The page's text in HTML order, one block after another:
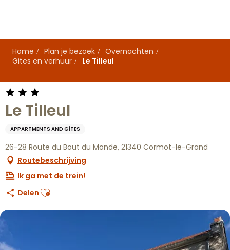
principal
Home
Plan je bezoek
Overnachten
Gites en verhuur
Le Tilleul
Le Tilleul
APPARTMENTS AND GÎTES
26-28 Route du Bout du Monde, 21340 Cormot-le-Grand
Routebeschrijving
Ik ga met de trein!
Delen Ajouter aux favoris